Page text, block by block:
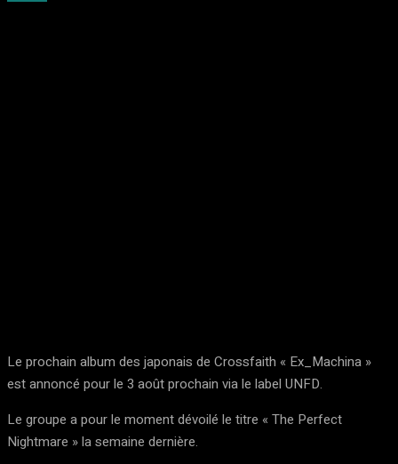
Le prochain album des japonais de Crossfaith « Ex_Machina »
est annoncé pour le 3 août prochain via le label UNFD.
Le groupe a pour le moment dévoilé le titre « The Perfect
Nightmare » la semaine dernière.